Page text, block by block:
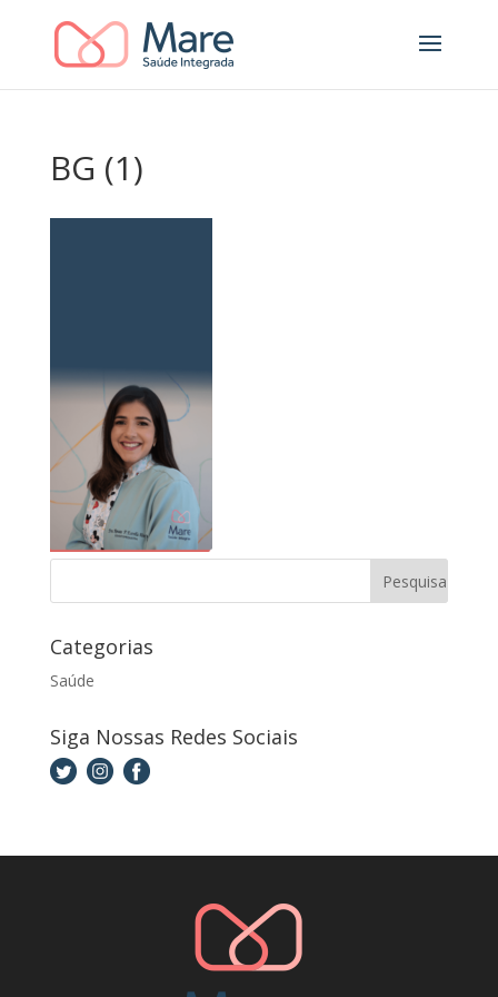
BG (1)
Categorias
Saúde
Siga Nossas Redes Sociais